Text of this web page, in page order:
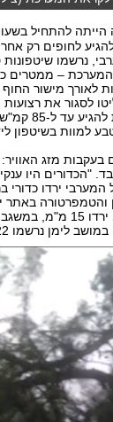
להתחיל
לחופים רק
נרשמו שיטפונות
– ממטרים
והצפות לאורך מישור
לסגור את רצועות
הרוחות
למוות בשיטפון
בעקבות מזג
"הכדורים היו
המערבי ירדו כדורי
22 מ"מ תוך פחות מחצי שעה.